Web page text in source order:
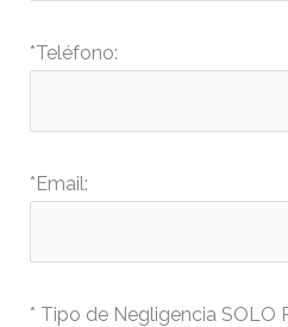
*Teléfono:
*Email:
* Tipo de Negligencia SOLO